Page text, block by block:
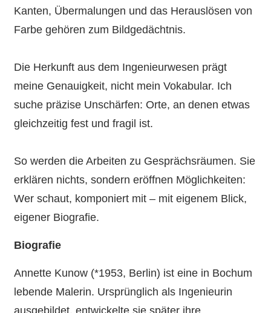
Kanten, Übermalungen und das Herauslösen von
Farbe gehören zum Bildgedächtnis.
Die Herkunft aus dem Ingenieurwesen prägt
meine Genauigkeit, nicht mein Vokabular. Ich
suche präzise Unschärfen: Orte, an denen etwas
gleichzeitig fest und fragil ist.
So werden die Arbeiten zu Gesprächsräumen. Sie
erklären nichts, sondern eröffnen Möglichkeiten:
Wer schaut, komponiert mit – mit eigenem Blick,
eigener Biografie.
Biografie
Annette Kunow (*1953, Berlin) ist eine in Bochum
lebende Malerin. Ursprünglich als Ingenieurin